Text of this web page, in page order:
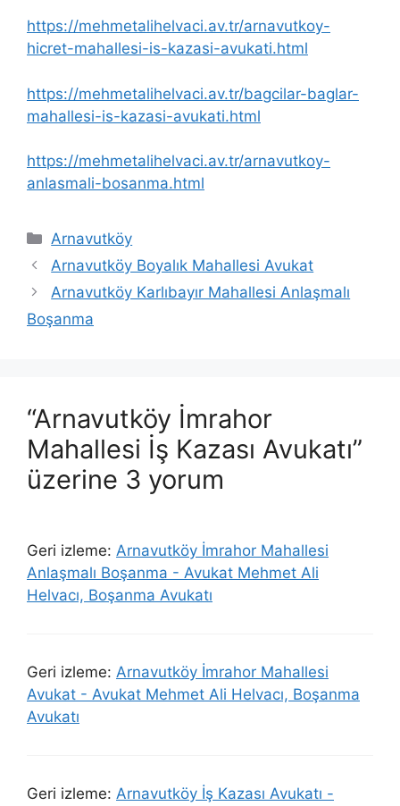
https://mehmetalihelvaci.av.tr/arnavutkoy-
hicret-mahallesi-is-kazasi-avukati.html
https://mehmetalihelvaci.av.tr/bagcilar-baglar-
mahallesi-is-kazasi-avukati.html
https://mehmetalihelvaci.av.tr/arnavutkoy-
anlasmali-bosanma.html
Kategoriler
Arnavutköy
Arnavutköy Boyalık Mahallesi Avukat
Arnavutköy Karlıbayır Mahallesi Anlaşmalı
Boşanma
“Arnavutköy İmrahor
Mahallesi İş Kazası Avukatı”
üzerine 3 yorum
Geri izleme: Arnavutköy İmrahor Mahallesi
Anlaşmalı Boşanma - Avukat Mehmet Ali
Helvacı, Boşanma Avukatı
Geri izleme: Arnavutköy İmrahor Mahallesi
Avukat - Avukat Mehmet Ali Helvacı, Boşanma
Avukatı
Geri izleme: Arnavutköy İş Kazası Avukatı -